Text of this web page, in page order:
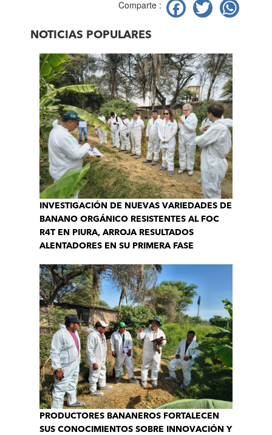
Comparte :
NOTICIAS POPULARES
INVESTIGACIÓN DE NUEVAS VARIEDADES DE
BANANO ORGÁNICO RESISTENTES AL FOC
R4T EN PIURA, ARROJA RESULTADOS
ALENTADORES EN SU PRIMERA FASE
PRODUCTORES BANANEROS FORTALECEN
SUS CONOCIMIENTOS SOBRE INNOVACIÓN Y